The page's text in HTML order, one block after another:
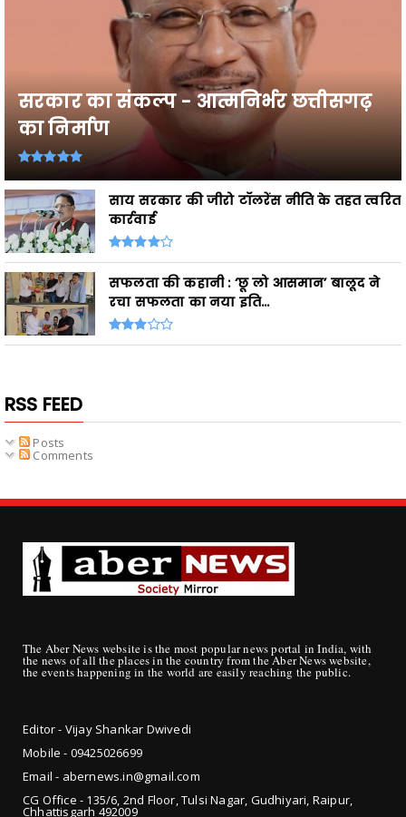
सरकार का संकल्प - आत्मनिर्भर छत्तीसगढ़
का निर्माण
साय सरकार की जीरो टॉलरेंस नीति के तहत त्वरित
कार्रवाई
सफलता की कहानी : ‘छू लो आसमान’ बालूद ने
रचा सफलता का नया इति...
RSS FEED
Posts
Comments
The Aber News website is the most popular news portal in India, with
the news of all the places in the country from the Aber News website,
the events happening in the world are easily reaching the public.
Editor - Vijay Shankar Dwivedi
Mobile - 09425026699
Email - abernews.in@gmail.com
CG Office - 135/6, 2nd Floor, Tulsi Nagar, Gudhiyari, Raipur,
Chhattisgarh 492009